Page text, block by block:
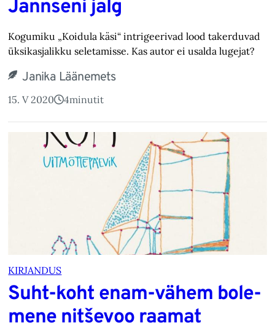
Jannseni jalg
Kogumiku „Koidula käsi“ intrigeerivad lood takerduvad
üksikasjalikku seletamisse. Kas autor ei usalda lugejat?
Janika Läänemets
15. V 2020 4minutit
KIRJANDUS
Suht-koht enam-vähem bole-
mene nitševoo raamat